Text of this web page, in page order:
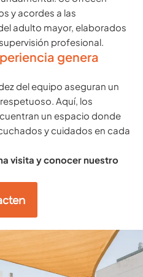
y acordes a las
adulto mayor, elaborados
profesional.
genera
del equipo aseguran un
Aquí, los
un espacio donde
y cuidados en cada
visita y conocer nuestro